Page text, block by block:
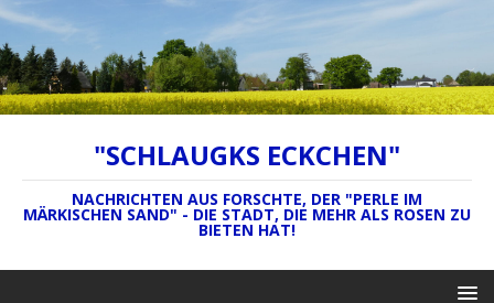
"SCHLAUGKS ECKCHEN"
NACHRICHTEN AUS FORSCHTE, DER "PERLE IM
MÄRKISCHEN SAND" - DIE STADT, DIE MEHR ALS ROSEN ZU
BIETEN HAT!